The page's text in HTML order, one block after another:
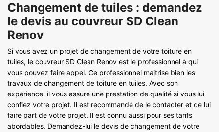
Changement de tuiles : demandez
le devis au couvreur SD Clean
Renov
Si vous avez un projet de changement de votre toiture en
tuiles, le couvreur SD Clean Renov est le professionnel à qui
vous pouvez faire appel. Ce professionnel maitrise bien les
travaux de changement de toiture en tuiles. Avec son
expérience, il vous assure une prestation de qualité si vous lui
confiez votre projet. Il est recommandé de le contacter et de lui
faire part de votre projet. Il est connu aussi pour ses tarifs
abordables. Demandez-lui le devis de changement de votre